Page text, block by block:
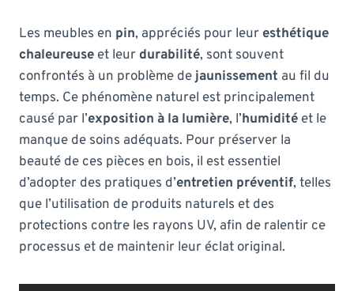
Les meubles en pin, appréciés pour leur esthétique
chaleureuse et leur durabilité, sont souvent
confrontés à un problème dejaunissement au fil du
temps. Ce phénomène naturel est principalement
causé par l’exposition à la lumière, l’humidité et le
manque de soins adéquats. Pour préserver la
beauté de ces pièces en bois, il est essentiel
d’adopter des pratiques d’entretien préventif, telles
que l’utilisation de produits naturels et des
protections contre les rayons UV, afin de ralentir ce
processus et de maintenir leur éclat original.